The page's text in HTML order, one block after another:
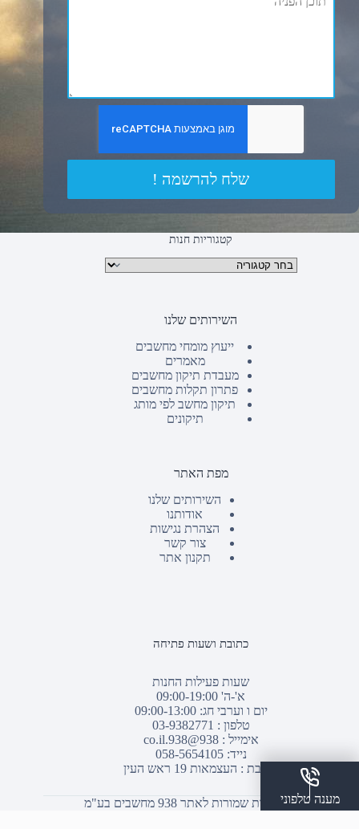
שלח להרשמה !
קטגוריות חנות
קטגוריות מוצרים
השירותים שלנו
ייעוץ מומחי מחשבים
מאמרים
מעבדת תיקון מחשבים
פתרון תקלות מחשבים
תיקון מחשב לפי מותג
תיקונים
מפת האתר
השירותים שלנו
אודותנו
הצהרת נגישות
צור קשר
תקנון אתר
כתובת ושעות פתיחה
שעות פעילות החנות
א'-ה' 09:00-19:00
יום ו וערבי חג: 09:00-13:00
טלפון : 03-9382771
אימייל :938@938.co.il
נייד: 058-5654105
כתובת : העצמאות 19 ראש העין
© כל הזכויות שמורות לאתר 938 מחשבים בע"מ
מענה טלפוני